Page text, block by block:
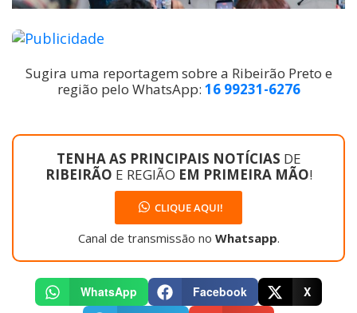
Sugira uma reportagem sobre a Ribeirão Preto e
região pelo WhatsApp: 16 99231-6276
TENHA AS PRINCIPAIS NOTÍCIAS DE
RIBEIRÃO E REGIÃO EM PRIMEIRA MÃO!
CLIQUE AQUI!
Canal de transmissão no Whatsapp.
WhatsApp Facebook
X